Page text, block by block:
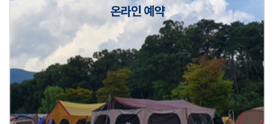
2026년 5월 캠핑장 안점 점검의 날 변경 안내
캠핑장(9월1일~6일) 미운영 공지
온라인 예약